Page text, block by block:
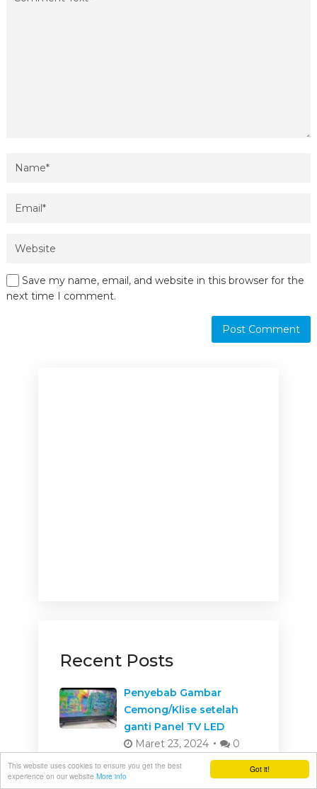
Got it!
This website uses cookies to ensure you get the best
experience on our website More info
Save my name, email, and website in this browser for the
next time I comment.
Recent Posts
Penyebab Gambar
Cemong/Klise setelah
ganti Panel TV LED
Maret 23, 2024
0
Servis Elektronika